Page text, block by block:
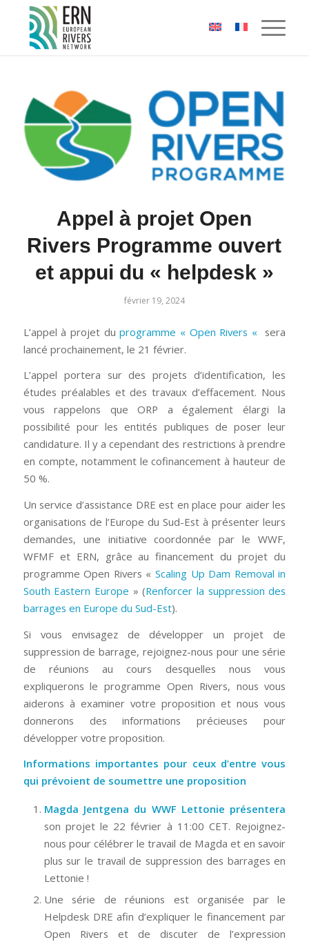
Panneau de gestion des cookies
Appel à projet Open
Rivers Programme ouvert
et appui du « helpdesk »
février 19, 2024
L’appel à projet duprogramme « Open Rivers « sera
lancé prochainement, le 21 février.
L’appel portera sur des projets d’identification, les
études préalables et des travaux d’effacement. Nous
vous rappelons que ORP a également élargi la
possibilité pour les entités publiques de poser leur
candidature. Il y a cependant des restrictions à prendre
en compte, notamment le cofinancement à hauteur de
50 %.
Un service d’assistance DRE est en place pour aider les
organisations de l’Europe du Sud-Est à présenter leurs
demandes, une initiative coordonnée par le WWF,
WFMF et ERN, grâce au financement du projet du
programme Open Rivers « Scaling Up Dam Removal in
South Eastern Europe » (Renforcer la suppression des
barrages en Europe du Sud-Est).
Si vous envisagez de développer un projet de
suppression de barrage, rejoignez-nous pour une série
de réunions au cours desquelles nous vous
expliquerons le programme Open Rivers, nous vous
aiderons à examiner votre proposition et nous vous
donnerons des informations précieuses pour
développer votre proposition.
Informations importantes pour ceux d’entre vous
qui prévoient de soumettre une proposition
Magda Jentgena du WWF Lettonie présentera
son projet le 22 février à 11:00 CET. Rejoignez-
nous pour célébrer le travail de Magda et en savoir
plus sur le travail de suppression des barrages en
Lettonie !
Une série de réunions est organisée par le
Helpdesk DRE afin d’expliquer le financement par
Open Rivers et de discuter de l’expression